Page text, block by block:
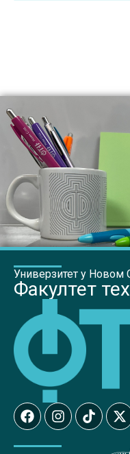
Универзитет у Новом
Факултет